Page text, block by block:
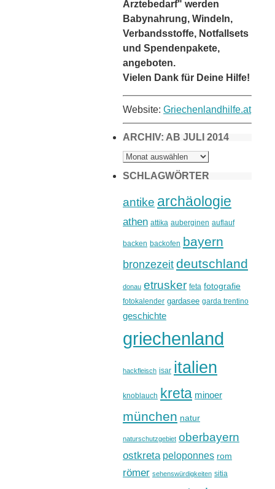
Ärztebedarf" werden
Babynahrung, Windeln,
Verbandsstoffe, Notfallsets
und Spendenpakete,
angeboten.
Vielen Dank für Deine Hilfe!
Website: Griechenlandhilfe.at
ARCHIV: AB JULI 2014
ARCHIV:
AB
2014
SCHLAGWÖRTER
antike archäologie
athen attika auberginen auflauf
backen backofen bayern
bronzezeit deutschland
donau etrusker feta fotografie
fotokalender gardasee garda trentino
geschichte
griechenland
hackfleisch isar italien
knoblauch kreta minoer
münchen natur
naturschutzgebiet oberbayern
ostkreta peloponnes rom
römer sehenswürdigkeiten sitia